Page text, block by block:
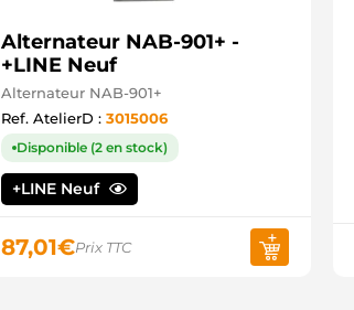
Alternateur NAB-901+ -
+LINE Neuf
Alternateur NAB-901+
Ref. AtelierD : 3015006
Disponible (2 en stock)
+LINE Neuf
87,01€Prix TTC